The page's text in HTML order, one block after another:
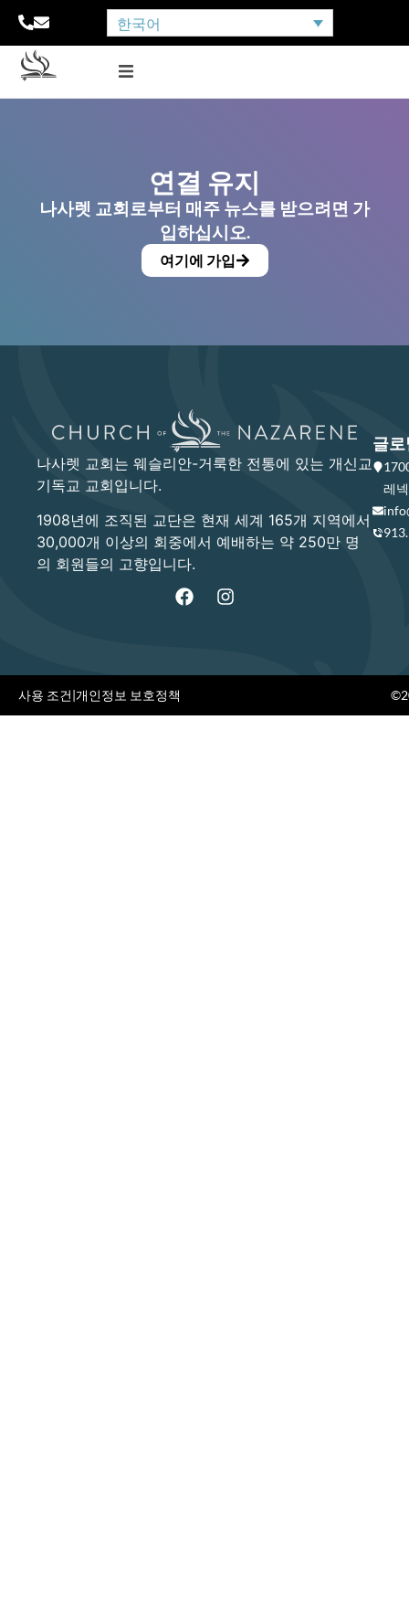
한국어
연결 유지
나사렛 교회로부터 매주 뉴스를 받으려면 가
입하십시오.
여기에 가입
나사렛 교회는 웨슬리안-거룩한 전통에 있는 개신교
기독교 교회입니다.
1908년에 조직된 교단은 현재 세계 165개 지역에서
30,000개 이상의 회중에서 예배하는 약 250만 명
의 회원들의 고향입니다.
글로
레
사용 조건|개인정보 보호정책